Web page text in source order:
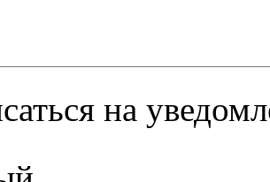
на